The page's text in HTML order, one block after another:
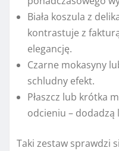
Biała koszula z
kontrastuje z
elegancję.
Czarne mokasyny
schludny efekt.
Płaszcz lub krótka
odcieniu – dodadzą
Taki zestaw sprawdzi